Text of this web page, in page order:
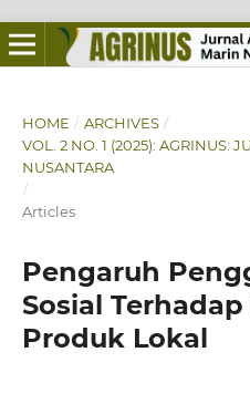
HOME / ARCHIVES /
VOL. 2 NO. 1 (2025): AGRINUS:
NUSANTARA
/
Articles
Pengaruh
Sosial
Produk Lokal